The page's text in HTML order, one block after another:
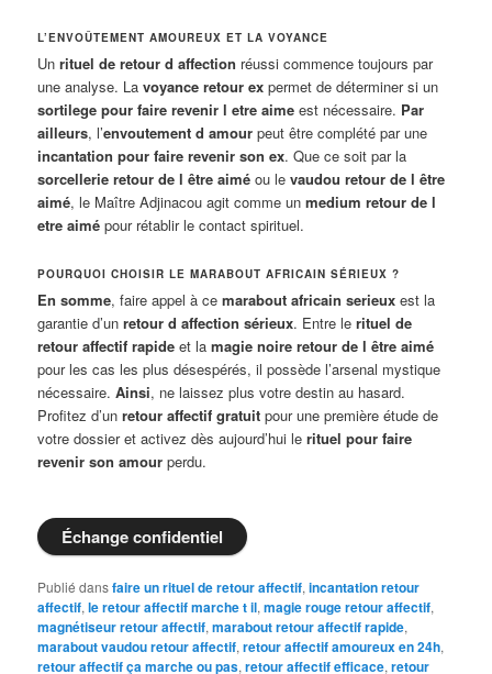
L’ENVOÛTEMENT AMOUREUX ET LA VOYANCE
Unrituel de retour d affection réussi commence toujours par
une analyse. Lavoyance retour ex permet de déterminer si un
sortilege pour faire revenir l etre aime est nécessaire. Par
ailleurs, l’envoutement d amour peut être complété par une
incantation pour faire revenir son ex. Que ce soit par la
sorcellerie retour de l être aimé ou levaudou retour de l être
aimé, le Maître Adjinacou agit comme unmedium retour de l
etre aimé pour rétablir le contact spirituel.
POURQUOI CHOISIR LE MARABOUT AFRICAIN SÉRIEUX ?
En somme, faire appel à cemarabout africain serieux est la
garantie d’unretour d affection sérieux. Entre lerituel de
retour affectif rapide et lamagie noire retour de l être aimé
pour les cas les plus désespérés, il possède l’arsenal mystique
nécessaire.Ainsi, ne laissez plus votre destin au hasard.
Profitez d’unretour affectif gratuit pour une première étude de
votre dossier et activez dès aujourd’hui lerituel pour faire
revenir son amour perdu.
Échange confidentiel
Publié dansfaire un rituel de retour affectif,incantation retour
affectif,le retour affectif marche t il,magie rouge retour affectif,
magnétiseur retour affectif,marabout retour affectif rapide,
marabout vaudou retour affectif,retour affectif amoureux en 24h,
retour affectif ça marche ou pas,retour affectif efficace,retour